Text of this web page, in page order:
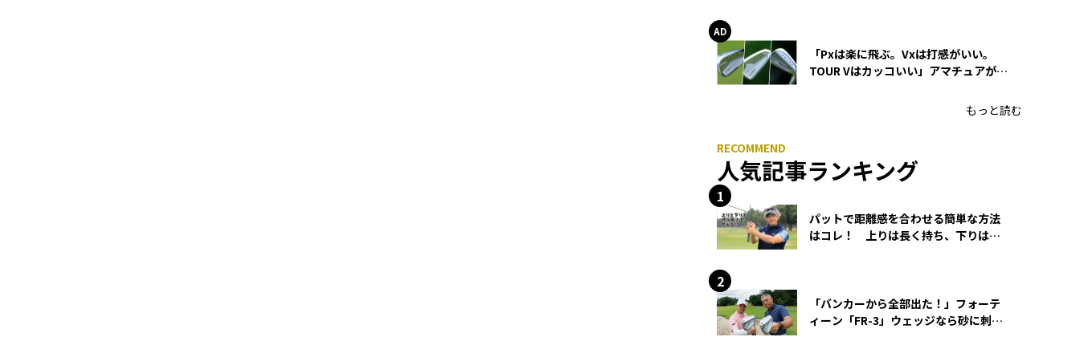
「Pxは楽に飛ぶ。Vxは打感がいい。
TOUR Vはカッコいい」アマチュアが選
もっと読む
人気記事ランキング
パットで距離感を合わせる簡単な方法
はコレ！ 上りは長く持ち、下りは短
「バンカーから全部出た！」フォーテ
ィーン「FR-3」ウェッジなら砂に刺さ